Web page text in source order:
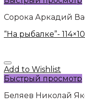
Сорока Аркадий
“На рыбалке”-
Add to Wishlist
Быстрый просмотр
Беляев Николай